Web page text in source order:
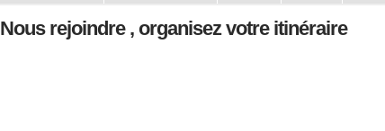
Nous rejoindre , organisez votre itinéraire